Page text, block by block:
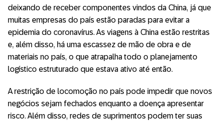
deixando de receber componentes vindos da China, já que
muitas empresas do país estão paradas para evitar a
epidemia do coronavírus. As viagens à China estão restritas
e, além disso, há uma escassez de mão de obra e de
materiais no país, o que atrapalha todo o planejamento
logístico estruturado que estava ativo até então.
A restrição de locomoção no país pode impedir que novos
negócios sejam fechados enquanto a doença apresentar
risco. Além disso, redes de suprimentos podem ter suas